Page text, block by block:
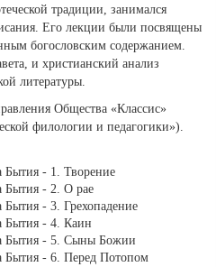
традиции, занимался
Его лекции были посвящены
богословским содержанием.
и христианский анализ
литературы.
Общества «Классис»
филологии и педагогики»).
- 1. Творение
Бытия - 2. О рае
- 3. Грехопадение
Бытия - 4. Каин
Бытия - 5. Сыны Божии
Бытия - 6. Перед Потопом